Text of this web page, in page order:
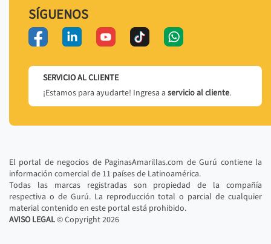
SÍGUENOS
SERVICIO AL CLIENTE
¡Estamos para ayudarte! Ingresa a servicio al cliente.
El portal de negocios de PaginasAmarillas.com de Gurú contiene la
información comercial de 11 países de Latinoamérica.
Todas las marcas registradas son propiedad de la compañía
respectiva o de Gurú. La reproducción total o parcial de cualquier
material contenido en este portal está prohibido.
AVISO LEGAL© Copyright2026